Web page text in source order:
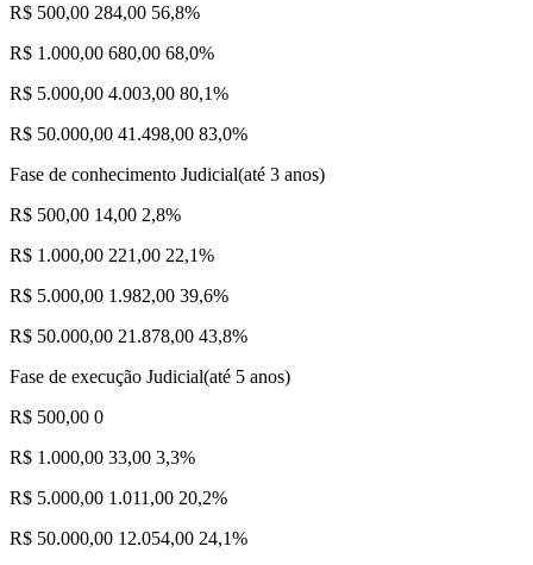
R$ 500,00 284,00 56,8%
R$ 1.000,00 680,00 68,0%
R$ 5.000,00 4.003,00 80,1%
R$ 50.000,00 41.498,00 83,0%
Fase de conhecimento Judicial(até 3 anos)
R$ 500,00 14,00 2,8%
R$ 1.000,00 221,00 22,1%
R$ 5.000,00 1.982,00 39,6%
R$ 50.000,00 21.878,00 43,8%
Fase de execução Judicial(até 5 anos)
R$ 500,00 0
R$ 1.000,00 33,00 3,3%
R$ 5.000,00 1.011,00 20,2%
R$ 50.000,00 12.054,00 24,1%